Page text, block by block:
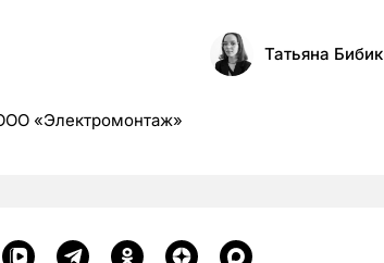
Татьяна Бибик
«Электромонтаж»